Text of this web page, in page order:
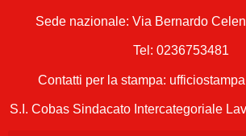
Sede nazionale: Via Bernardo
Tel: 0236753481
Contatti per la stampa:
S.I. Cobas Sindacato Intercategoriale